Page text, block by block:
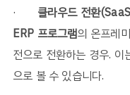
· 클라우드 전환
ERP 프로그램의 온프레
전으로 전환하는 경우. 이
으로 볼 수 있습니다.